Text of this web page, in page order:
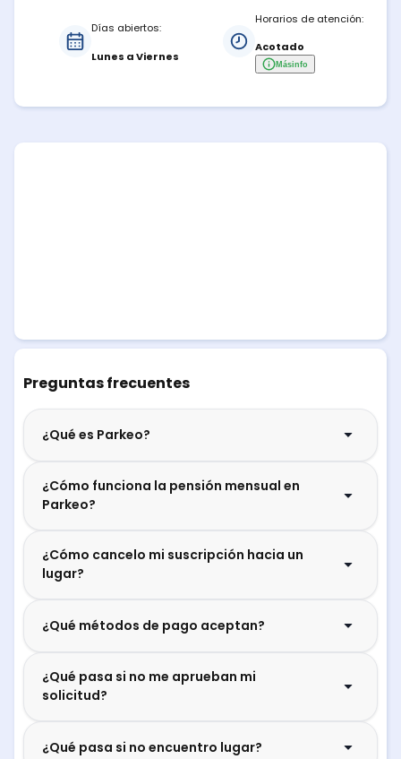
Días abiertos:
Lunes a Viernes
Horarios de atención:
Acotado
Másinfo
Preguntas frecuentes
¿Qué es Parkeo?
¿Cómo funciona la pensión mensual en
Parkeo?
¿Cómo cancelo mi suscripción hacia un
lugar?
¿Qué métodos de pago aceptan?
¿Qué pasa si no me aprueban mi
solicitud?
¿Qué pasa si no encuentro lugar?